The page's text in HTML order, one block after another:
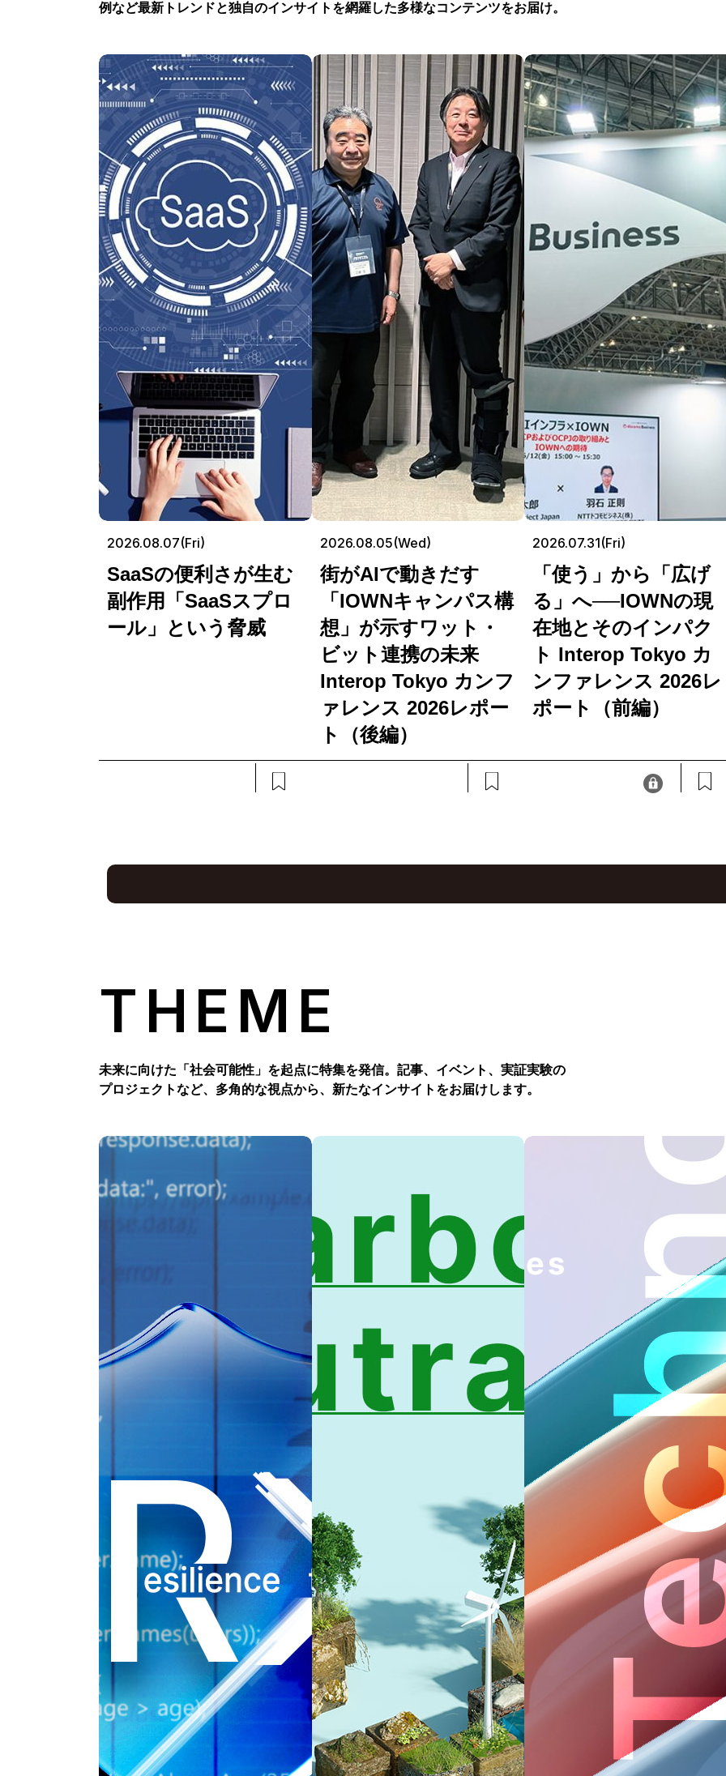
例など最新トレンドと独自のインサイトを網羅した多様なコンテンツをお届け。
2026.08.07(Fri)
SaaSの便利さが生む
副作用「SaaSスプロ
ール」という脅威
2026.08.05(Wed)
街がAIで動きだす
「IOWNキャンパス構
想」が示すワット・
ビット連携の未来
Interop Tokyo カンフ
ァレンス 2026レポー
ト（後編）
2026.07.31(Fri)
「使う」から「広げ
る」へ──IOWNの現
在地とそのインパク
ト Interop Tokyo カ
ンファレンス 2026レ
ポート（前編）
THEME
未来に向けた「社会可能性」を起点に特集を発信。記事、イベント、実証実験の
プロジェクトなど、多角的な視点から、新たなインサイトをお届けします。